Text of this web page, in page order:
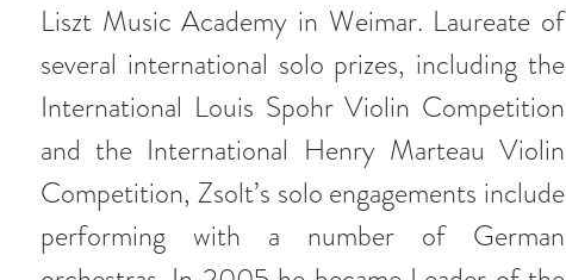
Liszt Music Academy in Weimar. Laureate of
several international solo prizes, including the
International Louis Spohr Violin Competition
and the International Henry Marteau Violin
Competition, Zsolt’s solo engagements include
performing with a number of German